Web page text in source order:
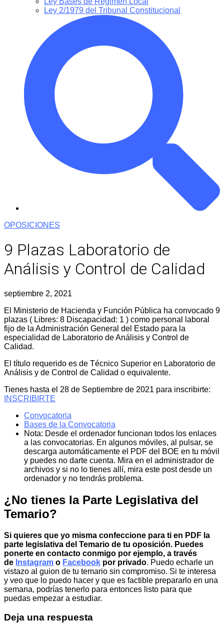
Ley 2/1979 del Tribunal Constitucional
OPOSICIONES
9 Plazas Laboratorio de
Análisis y Control de Calidad
septiembre 2, 2021
El Ministerio de Hacienda y Función Pública ha convocado 9
plazas ( Libres: 8 Discapacidad: 1 ) como personal laboral
fijo de la Administración General del Estado para la
especialidad de Laboratorio de Análisis y Control de
Calidad.
El título requerido es de Técnico Superior en Laboratorio de
Análisis y de Control de Calidad o equivalente.
Tienes hasta el 28 de Septiembre de 2021 para inscribirte:
INSCRIBIRTE
Convocatoria
Bases de la Convocatoria
Nota: Desde el ordenador funcionan todos los enlaces
a las convocatorias. En algunos móviles, al pulsar, se
descarga automáticamente el PDF del BOE en tu móvil
y puedes no darte cuenta. Mira en el administrador de
archivos y si no lo tienes allí, mira este post desde un
ordenador y no tendrás problema.
¿No tienes la Parte Legislativa del
Temario?
Si quieres que yo misma confeccione para ti en PDF la
parte legislativa del Temario de tu oposición. Puedes
ponerte en contacto conmigo por ejemplo, a través
de Instagram o Facebook por privado. Puedo echarle un
vistazo al guion de tu temario sin compromiso. Si te interesa
y veo que lo puedo hacer y que es factible prepararlo en una
semana, podrías tenerlo para entonces listo para que
puedas empezar a estudiar.
Deja una respuesta